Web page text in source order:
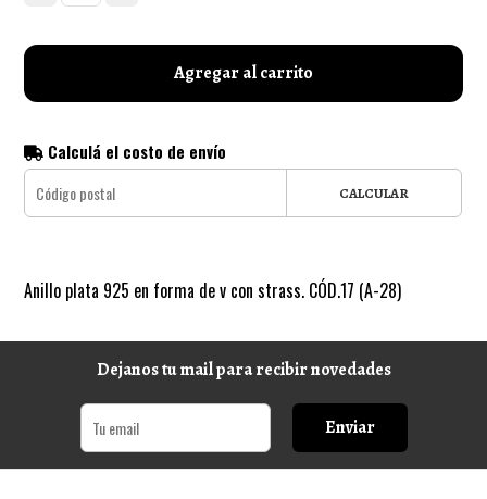
Agregar al carrito
Calculá el costo de envío
CALCULAR
Anillo plata 925 en forma de v con strass. CÓD.17 (A-28)
Dejanos tu mail para recibir novedades
Enviar